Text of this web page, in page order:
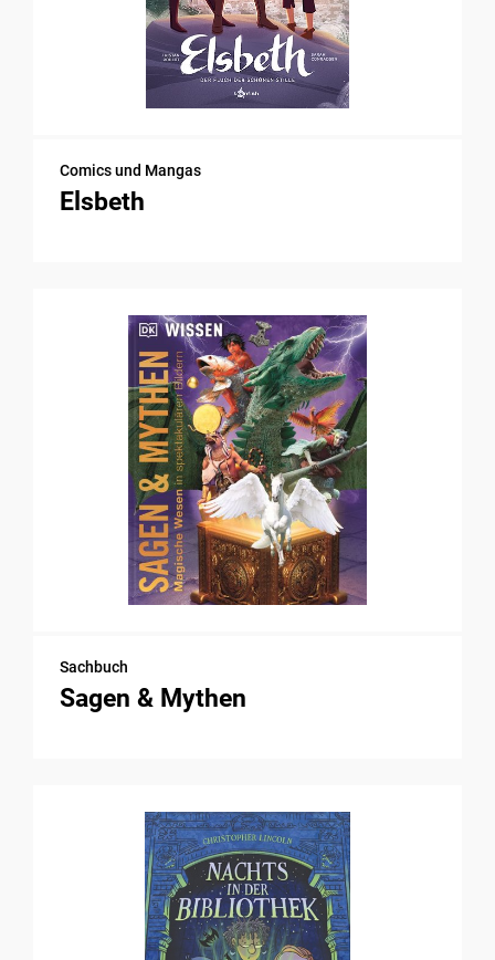
Comics und Mangas
Elsbeth
Sachbuch
Sagen & Mythen